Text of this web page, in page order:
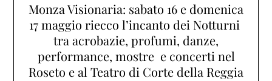
Monza Visionaria: sabato 16 e domenica
17 maggio riecco l’incanto dei Notturni
tra acrobazie, profumi, danze,
performance, mostre e concerti nel
Roseto e al Teatro di Corte della Reggia